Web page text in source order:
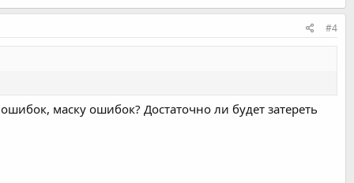
#4
маску ошибок? Достаточно ли будет затереть